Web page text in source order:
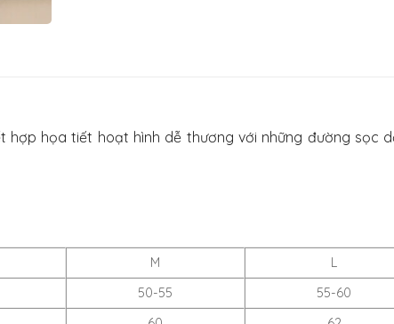
họa tiết hoạt hình dễ thương với những đường sọc
M L
50-55 55-60